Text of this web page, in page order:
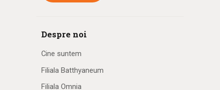
Despre noi
Cine suntem
Filiala Batthyaneum
Filiala Omnia